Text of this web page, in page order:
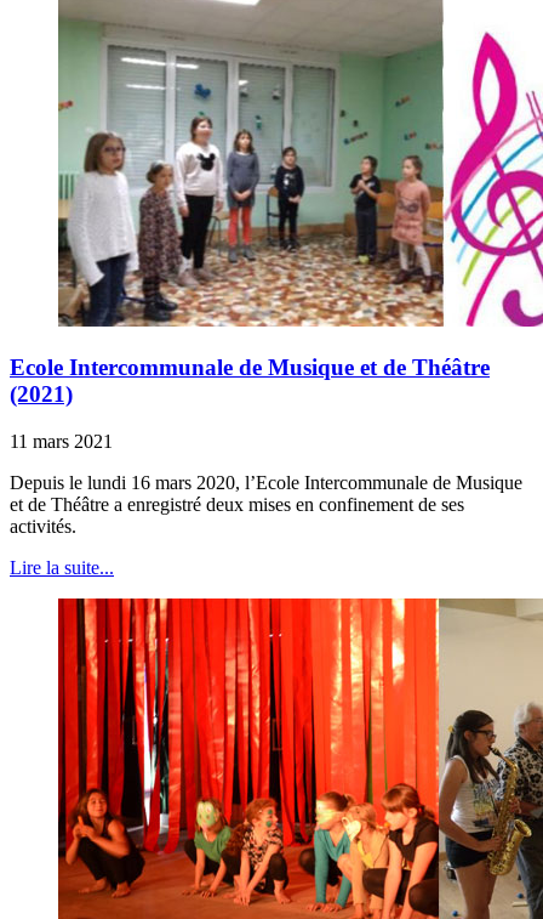
Ecole Intercommunale de Musique et de Théâtre
(2021)
11 mars 2021
Depuis le lundi 16 mars 2020, l’Ecole Intercommunale de Musique
et de Théâtre a enregistré deux mises en confinement de ses
activités.
Lire la suite...